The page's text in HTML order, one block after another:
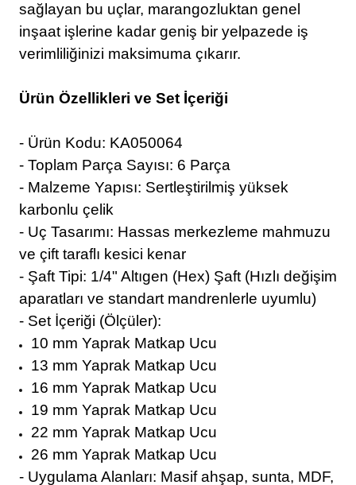
sağlayan bu uçlar, marangozluktan genel
inşaat işlerine kadar geniş bir yelpazede iş
verimliliğinizi maksimuma çıkarır.
Ürün Özellikleri ve Set İçeriği
- Ürün Kodu: KA050064
- Toplam Parça Sayısı: 6 Parça
- Malzeme Yapısı: Sertleştirilmiş yüksek
karbonlu çelik
- Uç Tasarımı: Hassas merkezleme mahmuzu
ve çift taraflı kesici kenar
- Şaft Tipi: 1/4" Altıgen (Hex) Şaft (Hızlı değişim
aparatları ve standart mandrenlerle uyumlu)
- Set İçeriği (Ölçüler):
10 mm Yaprak Matkap Ucu
13 mm Yaprak Matkap Ucu
16 mm Yaprak Matkap Ucu
19 mm Yaprak Matkap Ucu
22 mm Yaprak Matkap Ucu
26 mm Yaprak Matkap Ucu
- Uygulama Alanları: Masif ahşap, sunta, MDF,